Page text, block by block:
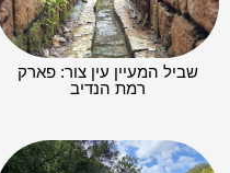
שביל המעיין עין צור: פארק
רמת הנדיב